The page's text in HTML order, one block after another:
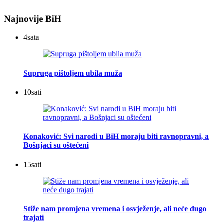
Najnovije BiH
4sata
Supruga pištoljem ubila muža
10sati
Konaković: Svi narodi u BiH moraju biti ravnopravni, a
Bošnjaci su oštećeni
15sati
Stiže nam promjena vremena i osvježenje, ali neće dugo
trajati